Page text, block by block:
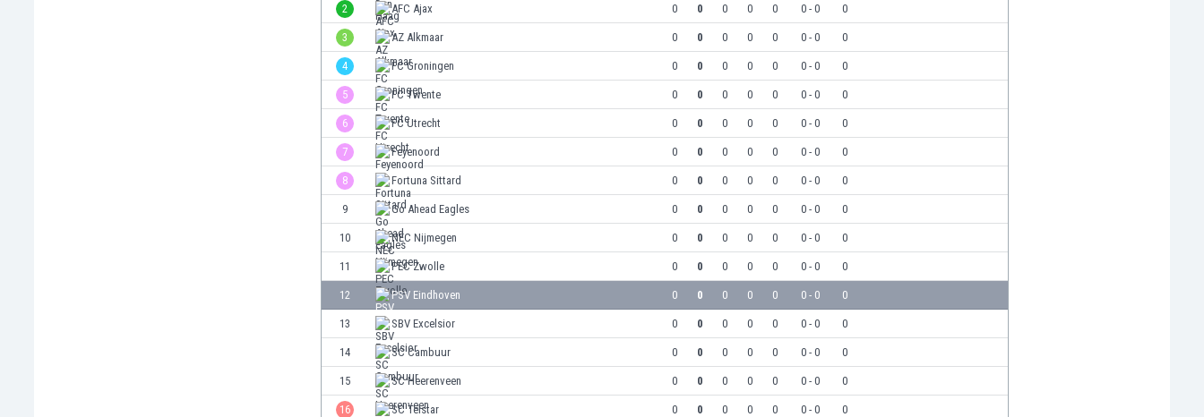
2 AFC Ajax 0 0 0 0 0 0 - 0 0
3 AZ Alkmaar 0 0 0 0 0 0 - 0 0
4 FC Groningen 0 0 0 0 0 0 - 0 0
5 FC Twente 0 0 0 0 0 0 - 0 0
6 FC Utrecht 0 0 0 0 0 0 - 0 0
7 Feyenoord 0 0 0 0 0 0 - 0 0
8 Fortuna Sittard 0 0 0 0 0 0 - 0 0
9 Go Ahead Eagles 0 0 0 0 0 0 - 0 0
10 NEC Nijmegen 0 0 0 0 0 0 - 0 0
11 PEC Zwolle 0 0 0 0 0 0 - 0 0
12 PSV Eindhoven 0 0 0 0 0 0 - 0 0
13 SBV Excelsior 0 0 0 0 0 0 - 0 0
14 SC Cambuur 0 0 0 0 0 0 - 0 0
15 SC Heerenveen 0 0 0 0 0 0 - 0 0
16 SC Telstar 0 0 0 0 0 0 - 0 0